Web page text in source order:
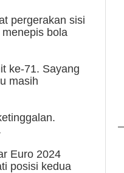
pergerakan sisi
bola
ke-71. Sayang
masih
Euro 2024
posisi kedua